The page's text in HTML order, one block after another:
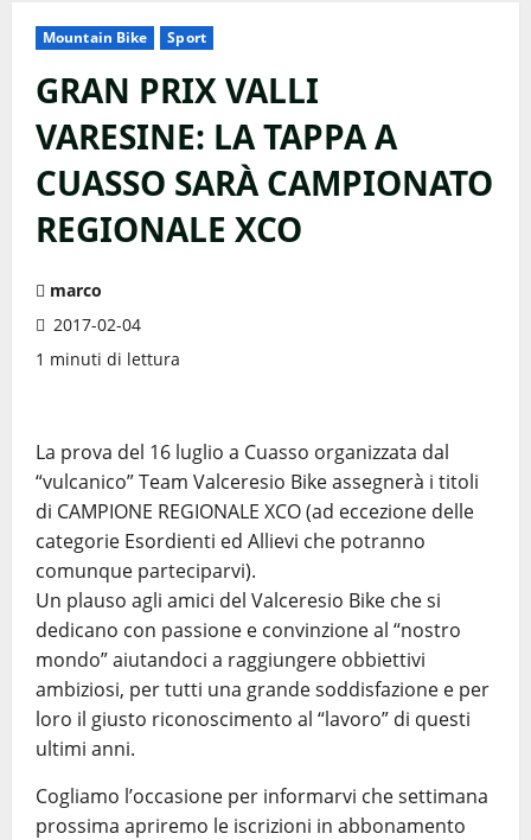
Mountain Bike Sport
GRAN PRIX VALLI
VARESINE: LA TAPPA A
CUASSO SARÀ CAMPIONATO
REGIONALE XCO
marco
2017-02-04
1 minuti di lettura
La prova del 16 luglio a Cuasso organizzata dal
“vulcanico” Team Valceresio Bike assegnerà i titoli
di CAMPIONE REGIONALE XCO (ad eccezione delle
categorie Esordienti ed Allievi che potranno
comunque parteciparvi).
Un plauso agli amici del Valceresio Bike che si
dedicano con passione e convinzione al “nostro
mondo” aiutandoci a raggiungere obbiettivi
ambiziosi, per tutti una grande soddisfazione e per
loro il giusto riconoscimento al “lavoro” di questi
ultimi anni.
Cogliamo l’occasione per informarvi che settimana
prossima apriremo le iscrizioni in abbonamento